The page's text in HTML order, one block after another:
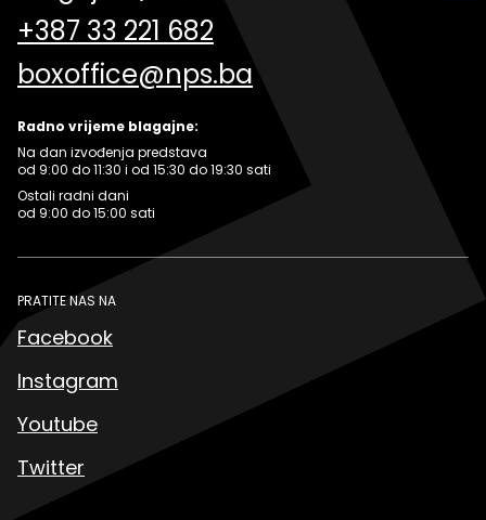
+387 33 221 682
boxoffice@nps.ba
Radno vrijeme blagajne:
Na dan izvođenja predstava
od 9:00 do 11:30 i od 15:30 do 19:30 sati
Ostali radni dani
od 9:00 do 15:00 sati
PRATITE NAS NA
Facebook
Instagram
Youtube
Twitter